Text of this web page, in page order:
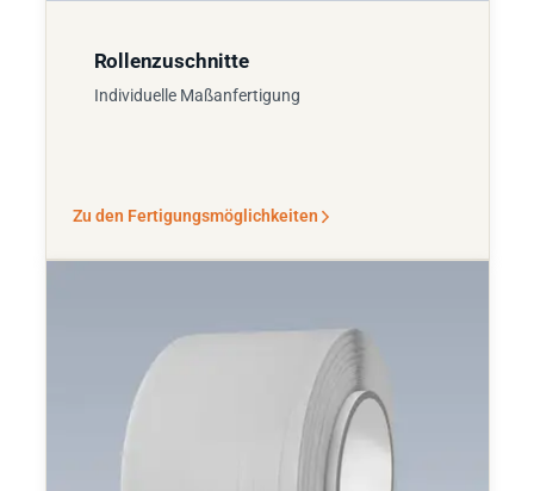
Rollenzuschnitte
Individuelle Maßanfertigung
Zu den Fertigungsmöglichkeiten